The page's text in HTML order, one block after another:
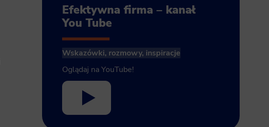
Efektywna firma – kanał
You Tube
Wskazówki, rozmowy, inspiracje
Oglądaj na YouTube!